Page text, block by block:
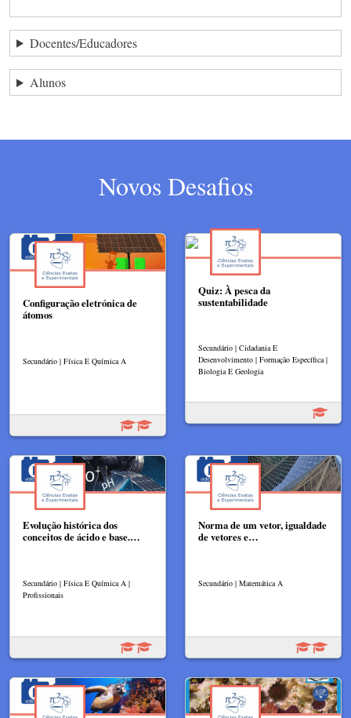
Docentes/Educadores
Alunos
Novos Desafios
Configuração eletrónica de
átomos
Secundário | Física E Química A
Quiz: À pesca da
sustentabilidade
Secundário | Cidadania E
Desenvolvimento | Formação Específica |
Biologia E Geologia
Evolução histórica dos
conceitos de ácido e base.…
Secundário | Física E Química A |
Profissionais
Norma de um vetor, igualdade
de vetores e…
Secundário | Matemática A